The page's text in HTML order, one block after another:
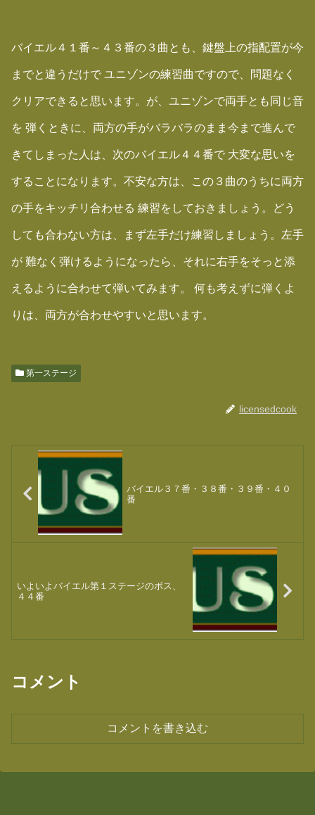
バイエル４１番～４３番の３曲とも、鍵盤上の指配置が今
までと違うだけで ユニゾンの練習曲ですので、問題なく
クリアできると思います。が、ユニゾンで両手とも同じ音
を 弾くときに、両方の手がバラバラのまま今まで進んで
きてしまった人は、次のバイエル４４番で 大変な思いを
することになります。不安な方は、この３曲のうちに両方
の手をキッチリ合わせる 練習をしておきましょう。どう
しても合わない方は、まず左手だけ練習しましょう。左手
が 難なく弾けるようになったら、それに右手をそっと添
えるように合わせて弾いてみます。 何も考えずに弾くよ
りは、両方が合わせやすいと思います。
第一ステージ
licensedcook
バイエル３７番・３８番・３９番・４０
番
いよいよバイエル第１ステージのボス、
４４番
コメント
コメントを書き込む